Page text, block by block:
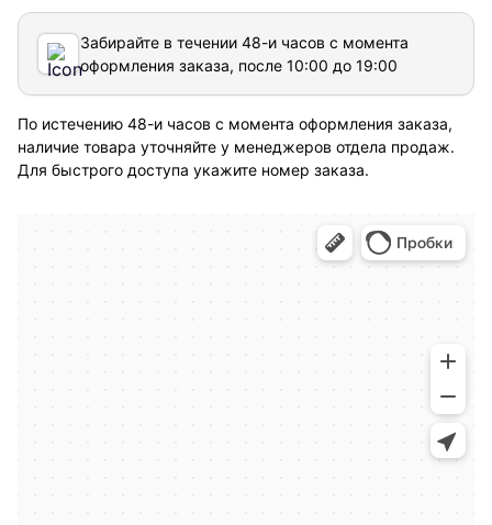
Забирайте в течении 48-и часов с момента
оформления заказа, после 10:00 до 19:00
По истечению 48-и часов с момента оформления заказа,
наличие товара уточняйте у менеджеров отдела продаж.
Для быстрого доступа укажите номер заказа.